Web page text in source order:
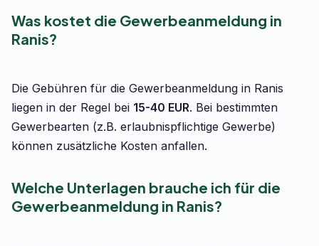
Was kostet die Gewerbeanmeldung in
Ranis?
Die Gebühren für die Gewerbeanmeldung in Ranis
liegen in der Regel bei 15-40 EUR. Bei bestimmten
Gewerbearten (z.B. erlaubnispflichtige Gewerbe)
können zusätzliche Kosten anfallen.
Welche Unterlagen brauche ich für die
Gewerbeanmeldung in Ranis?